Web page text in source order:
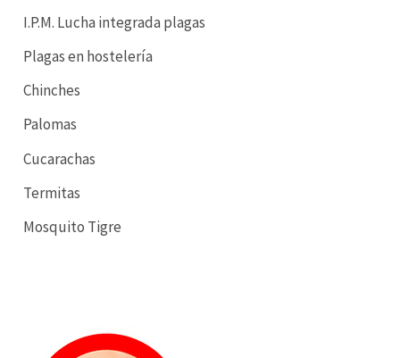
I.P.M. Lucha integrada plagas
Plagas en hostelería
Chinches
Palomas
Cucarachas
Termitas
Mosquito Tigre